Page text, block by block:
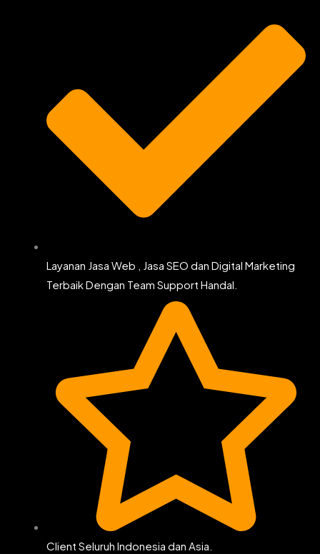
Layanan Jasa Web , Jasa SEO dan Digital Marketing
Terbaik Dengan Team Support Handal.
Client Seluruh Indonesia dan Asia.